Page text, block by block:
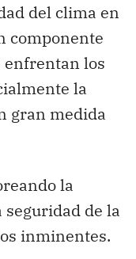
del clima en
componente
enfrentan los
la
gran medida
la
de la
inminentes.